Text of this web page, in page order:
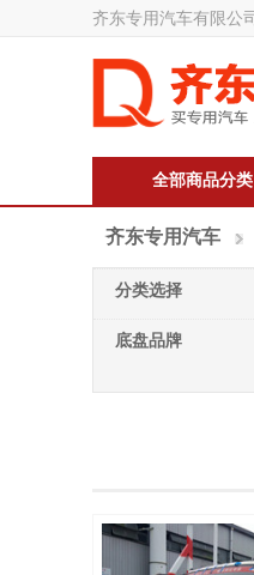
齐东专用汽车有限公
全部商品分类
齐东专用汽车
分类选择
底盘品牌